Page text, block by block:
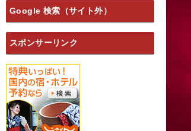
Google 検索（サイト外）
スポンサーリンク